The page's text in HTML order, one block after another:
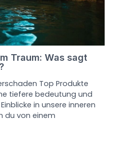
Traum: Was sagt
Top Produkte
tiefere bedeutung und
in unsere inneren
du von einem